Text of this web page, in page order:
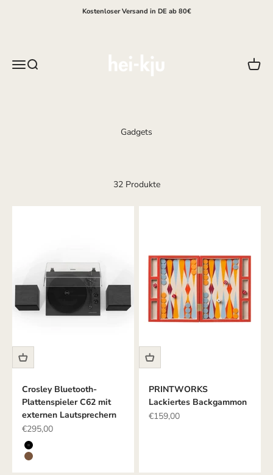
Kostenloser Versand in DE ab 80€
MenüSuche
32 Produkte
Crosley Bluetooth-
Plattenspieler C62 mit
externen Lautsprechern
Angebot
€295,00
Farbe
SCHWARZ
BRAUN
PRINTWORKS
Lackiertes Backgammon
Angebot
€159,00